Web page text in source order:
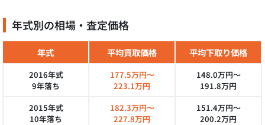
年式別の相場・査定価格
年式 平均買取価格 平均下取り価格
2016年式
9年落ち
177.5万円～
223.1万円
148.0万円～
191.8万円
2015年式
10年落ち
182.3万円～
227.8万円
151.4万円～
200.2万円